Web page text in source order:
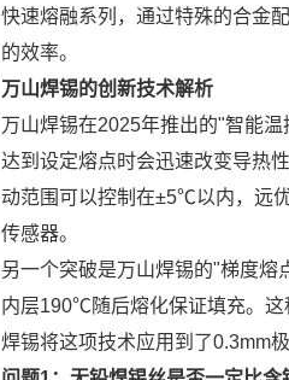
快速熔融系列，通过特殊的合金
的效率。
万山焊锡的创新技术解析
万山焊锡在2025年推出的"智能
达到设定熔点时会迅速改变导热
动范围可以控制在±5℃以内，远
传感器。
另一个突破是万山焊锡的"梯度熔
内层190℃随后熔化保证填充。这
焊锡将这项技术应用到了0.3mm